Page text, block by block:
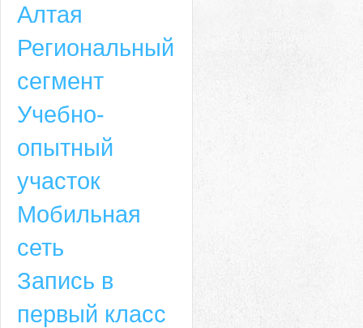
Алтая
Региональный
сегмент
Учебно-
опытный
участок
Мобильная
сеть
Запись в
первый класс